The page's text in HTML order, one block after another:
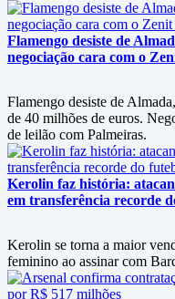
Flamengo desiste de
negociação cara com o
Flamengo desiste de
de 40 milhões de euros.
de leilão com Palmeiras.
Kerolin faz história:
em transferência recorde
Kerolin se torna a maior
feminino ao assinar com